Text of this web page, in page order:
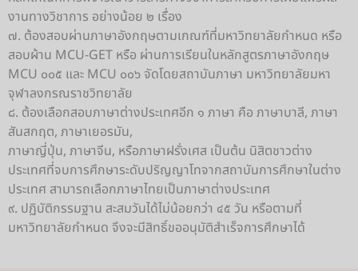
งานทางวิชาการ อย่างน้อย ๒ เรื่อง
๗. ต้องสอบผ่านภาษาอังกฤษตามเกณฑ์ที่มหาวิทยาลัยกำหนด หรือ
สอบผ้าน MCU-GET หรือ ผ่านการเรียนในหลักสูตรภาษาอังกฤษ
MCU ๐๐๕ และ MCU ๐๐๖ จัดโดยสถาบันภาษา มหาวิทยาลัยมหา
จุฬาลงกรณราชวิทยาลัย
๘. ต้องเลือกสอบภาษาต่างประเทศอีก ๑ ภาษา คือ ภาษาบาลี, ภาษา
สันสกฤต, ภาษาเยอรมัน,
ภาษาญี่ปุ่น, ภาษาจีน, หรือภาษาฝรั่งเศส เป็นต้น นิสิตชาวต่าง
ประเทศที่จบการศึกษาระดับปริญญาโทจากสถาบันการศึกษาในต่าง
ประเทศ สามารถเลือกภาษาไทยเป็นภาษาต่างประเทศ
๙. ปฏิบัติกรรมฐาน สะสมวันได้ไม่น้อยกว่า ๔๕ วัน หรือตามที่
มหาวิทยาลัยกำหนด จึงจะมีสิทธิ์ขออนุมัติสำเร็จการศึกษาได้